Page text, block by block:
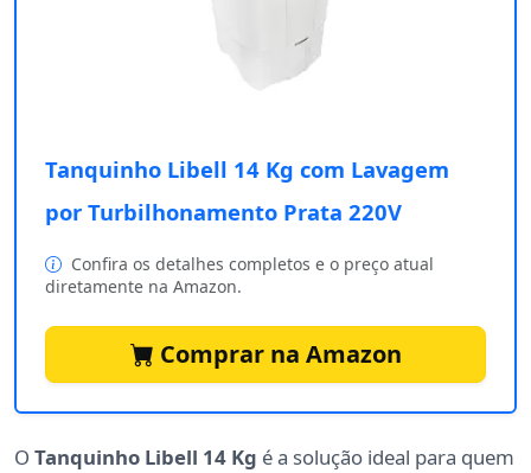
Tanquinho Libell 14 Kg com Lavagem
por Turbilhonamento Prata 220V
Confira os detalhes completos e o preço atual
diretamente na Amazon.
Comprar na Amazon
O Tanquinho Libell 14 Kg é a solução ideal para quem